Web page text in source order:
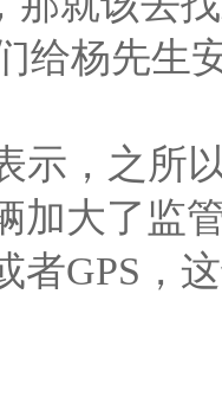
给杨先生
示，之所
加大了监
者GPS，